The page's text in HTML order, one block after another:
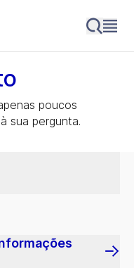
poucos
sua pergunta.